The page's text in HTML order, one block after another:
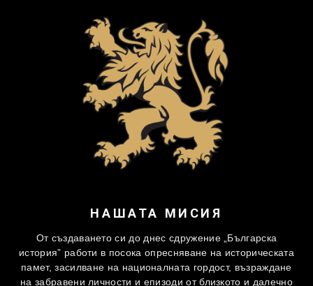
НАШАТА МИСИЯ
От създаването си до днес сдружение „Българска
история” работи в посока опресняване на историческата
памет, засилване на националната гордост, възраждане
на забравени личности и епизоди от близкото и далечно